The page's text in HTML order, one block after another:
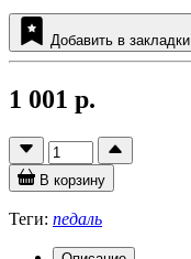
Добавить в закладки
1 001 р.
В корзину
Теги: педаль